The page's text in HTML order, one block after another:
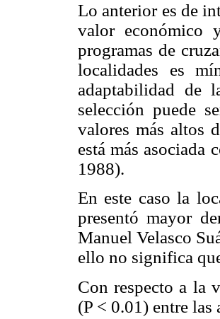
Lo anterior es de
valor económico
programas de
localidades es
adaptabilidad de
selección puede
valores más altos
está más
1988).
En este caso la
presentó mayor
Manuel Velasco
ello no significa
Con respecto a la
(P < 0.01) entre las